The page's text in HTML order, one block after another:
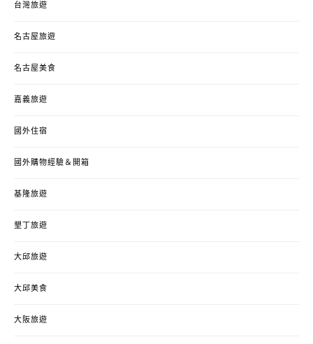
台灣旅遊
名古屋旅遊
名古屋美食
嘉義旅遊
國外住宿
國外購物經驗＆開箱
基隆旅遊
墾丁旅遊
大邱旅遊
大邱美食
大阪旅遊